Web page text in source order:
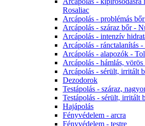
Rosaliac
Arcápolás - problémás
Arcápolás - száraz bőr -
Arcápolás - intenzív
Arcápolás - ránctalanítás
Arcápolás - alapozók -
Arcápolás - hámlás,
Arcápolás - sérült, irritált
Dezodorok
Testápolás - száraz,
Testápolás - sérült, irritált
Hajápolás
Fényvédelem - arcra
Fényvédelem - testre